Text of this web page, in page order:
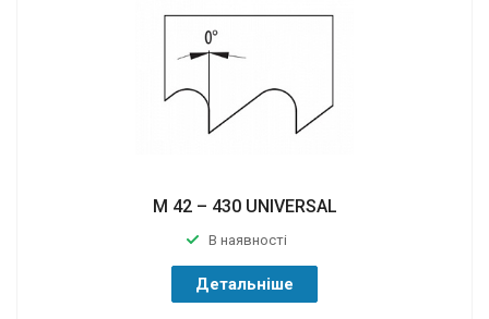
M 42 – 430 UNIVERSAL
В наявності
Детальніше